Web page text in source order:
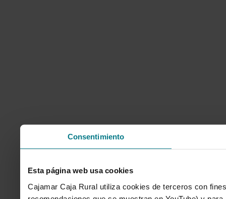
Consentimiento
Esta página web usa cookies
Cajamar Caja Rural utiliza cookies de terceros con